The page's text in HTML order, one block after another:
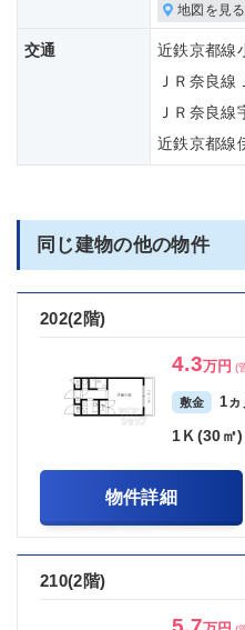
地図を見る
交通
近鉄京都
ＪＲ奈良
ＪＲ奈良
近鉄京都
同じ建物の他の物件
202(2階)
4.3万円 (
敷金 1ヵ
1Ｋ(30㎡)
物件詳細
210(2階)